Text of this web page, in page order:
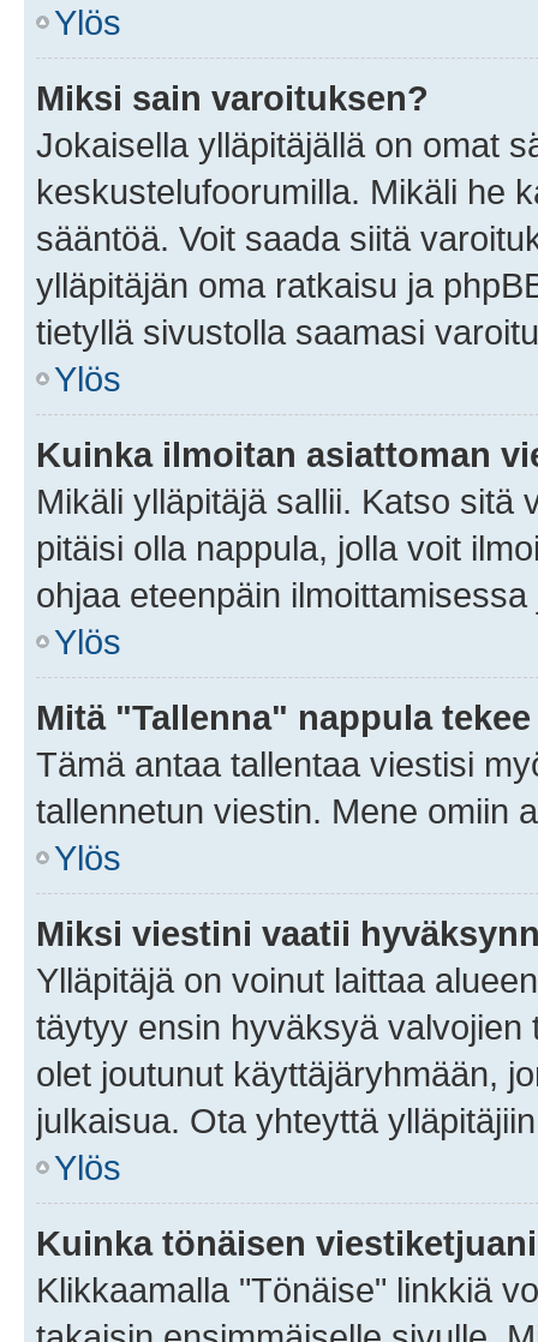
Ylös
Miksi sain varoituksen?
Jokaisella ylläpitäjällä on omat
keskustelufoorumilla. Mikäli he
sääntöä. Voit saada siitä
ylläpitäjän oma ratkaisu ja
tietyllä sivustolla saamasi
Ylös
Kuinka ilmoitan asiattoman
Mikäli ylläpitäjä sallii. Katso sitä
pitäisi olla nappula, jolla voit
ohjaa eteenpäin
Ylös
Mitä "Tallenna" nappula
Tämä antaa tallentaa viestisi
tallennetun viestin. Mene omiin
Ylös
Miksi viestini vaatii
Ylläpitäjä on voinut laittaa
täytyy ensin hyväksyä
olet joutunut käyttäjäryhmään,
julkaisua. Ota yhteyttä
Ylös
Kuinka tönäisen
Klikkaamalla "Tönäise" linkkiä